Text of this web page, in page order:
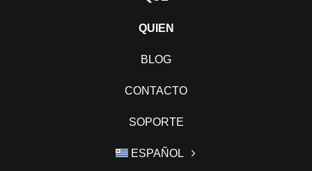
QUIEN
BLOG
CONTACTO
SOPORTE
ESPAÑOL